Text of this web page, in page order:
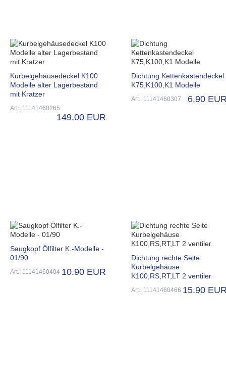
Kurbelgehäusedeckel K100
Modelle alter Lagerbestand
mit Kratzer
Art.: 11141460265
149.00 EUR
Dichtung Kettenkastendeckel
K75,K100,K1 Modelle
Art.: 11141460307 6.90
Saugkopf Ölfilter K.-Modelle -
01/90
Art.: 11141460404 10.90 EUR
Dichtung rechte Seite
Kurbelgehäuse
K100,RS,RT,LT 2 ventiler
Art.: 11141460466 15.90